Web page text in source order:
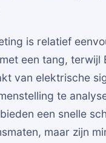
is relatief
een tang, terwijl
van elektrische
te
een snelle
maar zijn